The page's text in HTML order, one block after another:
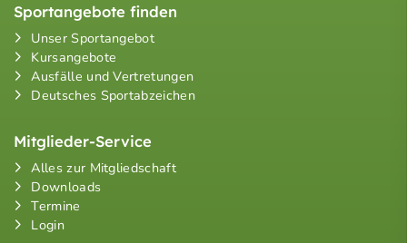
Sportangebote finden
Unser Sportangebot
Kursangebote
Ausfälle und Vertretungen
Deutsches Sportabzeichen
Mitglieder-Service
Alles zur Mitgliedschaft
Downloads
Termine
Login